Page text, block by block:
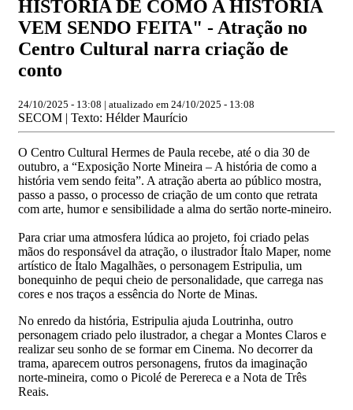
HISTÓRIA DE COMO A HISTÓRIA
VEM SENDO FEITA" - Atração no
Centro Cultural narra criação de
conto
24/10/2025 - 13:08 | atualizado em 24/10/2025 - 13:08
SECOM | Texto: Hélder Maurício
O Centro Cultural Hermes de Paula recebe, até o dia 30 de
outubro, a “Exposição Norte Mineira – A história de como a
história vem sendo feita”. A atração aberta ao público mostra,
passo a passo, o processo de criação de um conto que retrata
com arte, humor e sensibilidade a alma do sertão norte-mineiro.
Para criar uma atmosfera lúdica ao projeto, foi criado pelas
mãos do responsável da atração, o ilustrador Ítalo Maper, nome
artístico de Ítalo Magalhães, o personagem Estripulia, um
bonequinho de pequi cheio de personalidade, que carrega nas
cores e nos traços a essência do Norte de Minas.
No enredo da história, Estripulia ajuda Loutrinha, outro
personagem criado pelo ilustrador, a chegar a Montes Claros e
realizar seu sonho de se formar em Cinema. No decorrer da
trama, aparecem outros personagens, frutos da imaginação
norte-mineira, como o Picolé de Perereca e a Nota de Três
Reais.